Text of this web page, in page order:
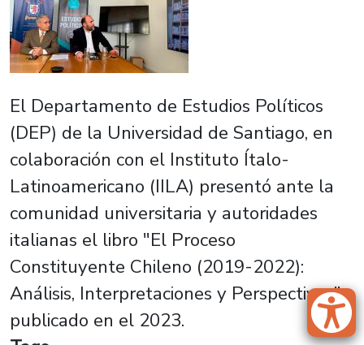
El Departamento de Estudios Políticos
(DEP) de la Universidad de Santiago, en
colaboración con el Instituto Ítalo-
Latinoamericano (IILA) presentó ante la
comunidad universitaria y autoridades
italianas el libro "El Proceso
Constituyente Chileno (2019-2022):
Análisis, Interpretaciones y Perspectivas",
publicado en el 2023.